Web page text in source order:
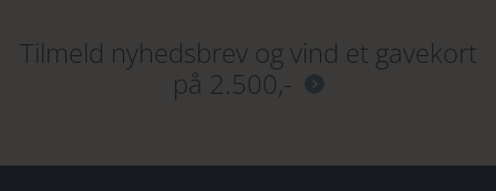
Tilmeld nyhedsbrev og vind et gavekort
på 2.500,-